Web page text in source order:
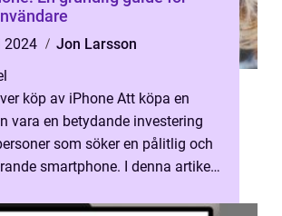
2024
Jon Larsson
köp av iPhone Att köpa en
vara en betydande investering
som söker en pålitlig och
smartphone. I denna artikel